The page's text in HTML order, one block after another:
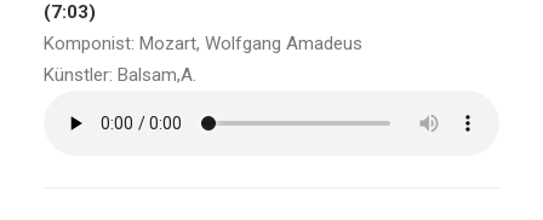
(7:03)
Komponist: Mozart, Wolfgang Amadeus
Künstler: Balsam,A.